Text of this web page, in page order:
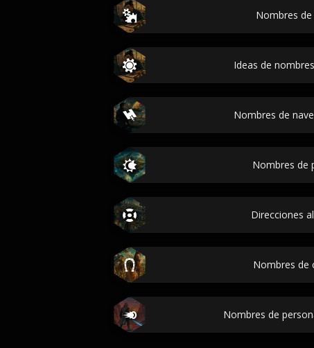
Nombres
Ideas de
Nombres de
Nombres de
Direcciones
Nombres de
Nombres de